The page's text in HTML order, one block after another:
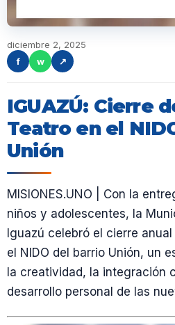
diciembre 2, 2025
f
w ↗
IGUAZÚ: Cierre
Teatro en el
Unión
MISIONES.UNO | Con la
niños y adolescentes, la
Iguazú celebró el cierre
el NIDO del barrio Unión, un
la creatividad, la integración
desarrollo personal de las